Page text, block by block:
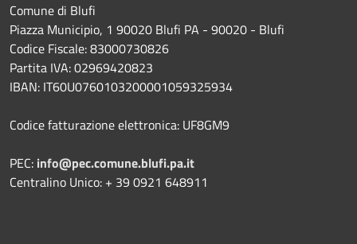
Comune di Blufi
Piazza Municipio, 1 90020 Blufi PA - 90020 - Blufi
Codice Fiscale: 83000730826
Partita IVA: 02969420823
IBAN: IT60U0760103200001059325934
Codice fatturazione elettronica: UF8GM9
PEC: info@pec.comune.blufi.pa.it
Centralino Unico: + 39 0921 648911